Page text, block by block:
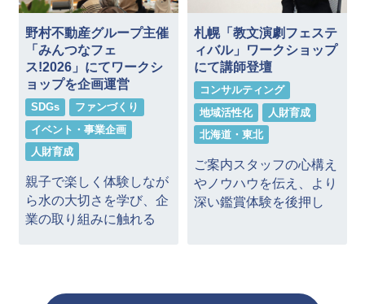
野村不動産グループ主催
「みんつなフェ
ス!2026」にてワークシ
ョップを企画運営
SDGs
ファンづくり
イベント・事業企画
人財育成
親子で楽しく体験しなが
ら水の大切さを学び、企
業の取り組みに触れる
札幌「教文演劇フェステ
ィバル」ワークショップ
にて講師登壇
コンサルティング
地域活性化
人財育成
北海道・東北
ご案内スタッフの心構え
やノウハウを伝え、より
深い鑑賞体験を後押し